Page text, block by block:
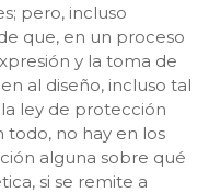
pero, incluso
que, en un proceso
y la toma de
al diseño, incluso tal
ley de protección
todo, no hay en los
alguna sobre qué
si se remite a